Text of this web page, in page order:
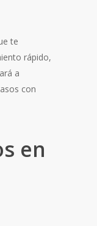
te
rápido,
a
con
en